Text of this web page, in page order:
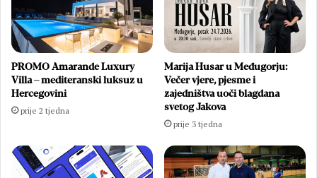
PROMO Amarande Luxury
Villa – mediteranski luksuz u
Hercegovini
prije 2 tjedna
Marija Husar u Međugorju:
Večer vjere, pjesme i
zajedništva uoči blagdana
svetog Jakova
prije 3 tjedna